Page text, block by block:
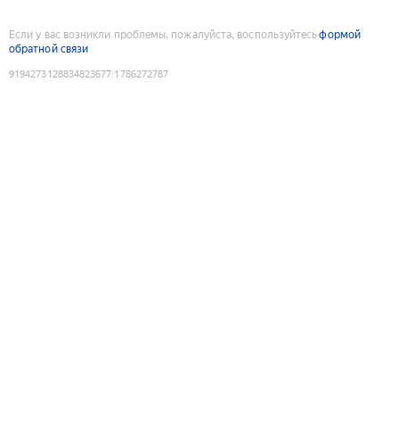
Если у вас возникли проблемы, пожалуйста, воспользуйтесьформой
обратной связи
9194273128834823677:1786272787